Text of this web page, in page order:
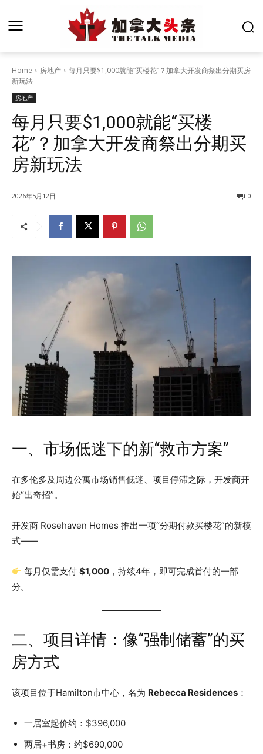
Home 房地产
每月只要$1,000就能“买楼花”？加拿大开发商祭出分期买房
新玩法
房地产
每月只要$1,000就能“买楼
花”？加拿大开发商祭出分期买
房新玩法
2026年5月12日 0
一、市场低迷下的新“救市方案”
在多伦多及周边公寓市场销售低迷、项目停滞之际，开发商开
始“出奇招”。
开发商 Rosehaven Homes 推出一项“分期付款买楼花”的新模
式——
每月仅需支付$1,000 ，持续4年，即可完成首付的一部
分。
二、项目详情：像“强制储蓄”的买
房方式
该项目位于Hamilton市中心，名为 Rebecca Residences ：
一居室起价约：$396,000
两居+书房：约$690,000